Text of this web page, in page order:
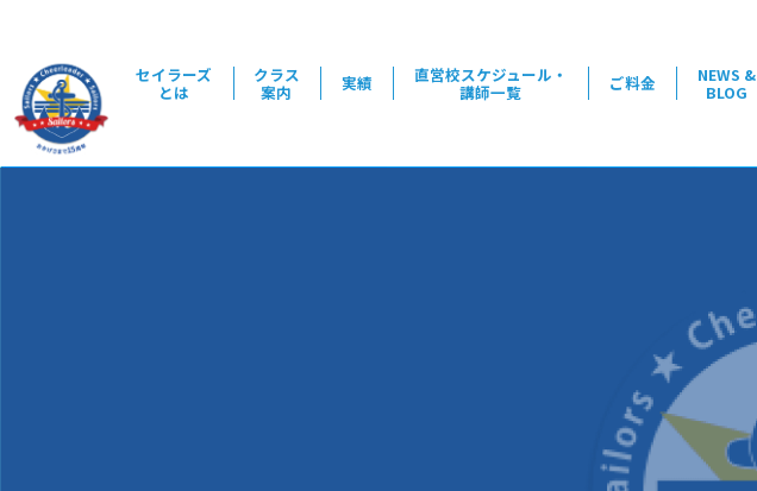
セイラーズ
とは
クラス
案内 実績 直営校スケジュール・
講師一覧 ご料金 NEWS &
BLOG